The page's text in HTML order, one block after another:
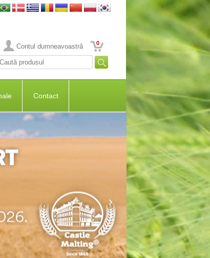
Contul dumneavoastră 0
Contact